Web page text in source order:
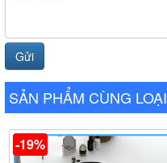
SẢN PHẨM CÙNG LOẠI
-19%